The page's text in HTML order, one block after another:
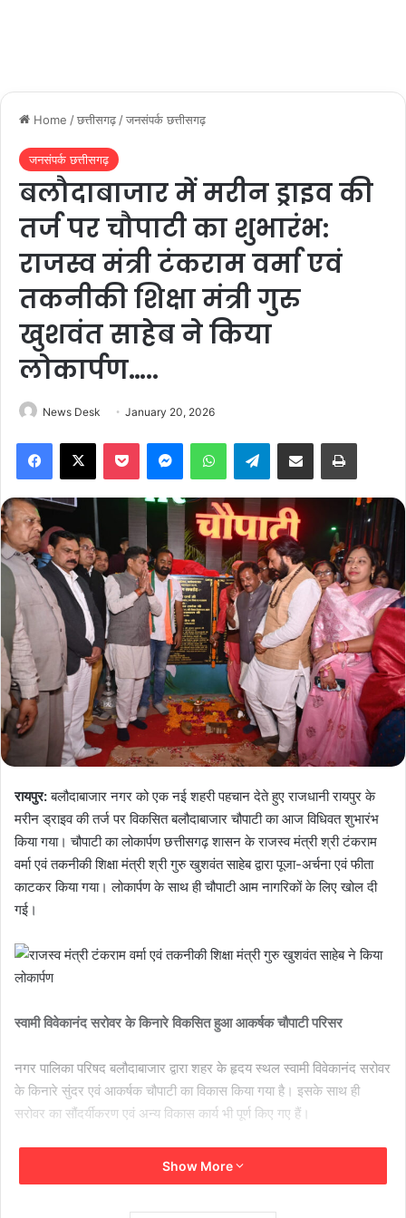
Home /छत्तीसगढ़ /जनसंपर्क छत्तीसगढ़
जनसंपर्क छत्तीसगढ़
बलौदाबाजार में मरीन ड्राइव की
तर्ज पर चौपाटी का शुभारंभ:
राजस्व मंत्री टंकराम वर्मा एवं
तकनीकी शिक्षा मंत्री गुरु
खुशवंत साहेब ने किया
लोकार्पण…..
News Desk January 20, 2026
Telegram
रायपुर:बलौदाबाजार नगर को एक नई शहरी पहचान देते हुए राजधानी रायपुर के
मरीन ड्राइव की तर्ज पर विकसित बलौदाबाजार चौपाटी का आज विधिवत शुभारंभ
किया गया। चौपाटी का लोकार्पण छत्तीसगढ़ शासन के राजस्व मंत्री श्री टंकराम
वर्मा एवं तकनीकी शिक्षा मंत्री श्री गुरु खुशवंत साहेब द्वारा पूजा-अर्चना एवं फीता
काटकर किया गया। लोकार्पण के साथ ही चौपाटी आम नागरिकों के लिए खोल दी
गई।
स्वामी विवेकानंद सरोवर के किनारे विकसित हुआ आकर्षक चौपाटी परिसर
नगर पालिका परिषद बलौदाबाजार द्वारा शहर के हृदय स्थल स्वामी विवेकानंद सरोवर
के किनारे सुंदर एवं आकर्षक चौपाटी का विकास किया गया है। इसके साथ ही
सरोवर का सौंदर्यीकरण एवं अन्य विकास कार्य भी पूर्ण किए गए हैं।
चौपाटी शहर के लिए उपलब्धि – राजस्व मंत्री टंकराम वर्मा
Show More